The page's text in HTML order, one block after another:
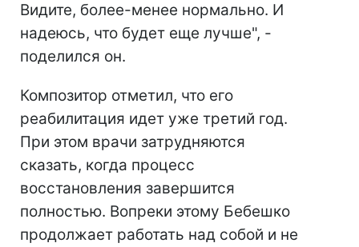
Видите, более-менее нормально. И
надеюсь, что будет еще лучше", -
поделился он.
Композитор отметил, что его
реабилитация идет уже третий год.
При этом врачи затрудняются
сказать, когда процесс
восстановления завершится
полностью. Вопреки этому Бебешко
продолжает работать над собой и не